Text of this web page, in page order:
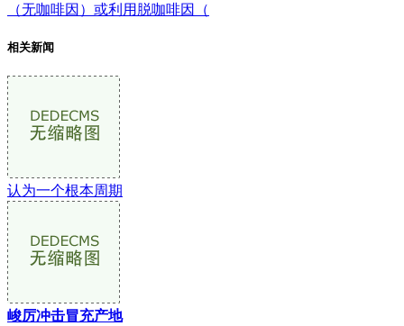
（无咖啡因）或利用脱咖啡因（
相关新闻
认为一个根本周期
峻厉冲击冒充产地